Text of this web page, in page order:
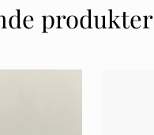
produkter